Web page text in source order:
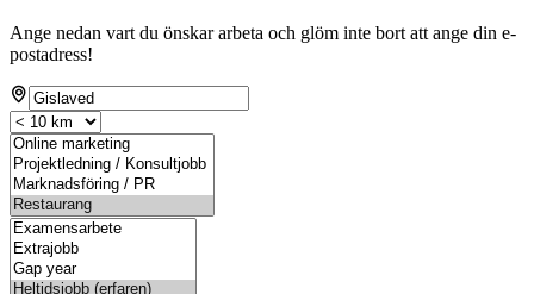
Ange nedan vart du önskar arbeta och glöm inte bort att ange din e-
postadress!